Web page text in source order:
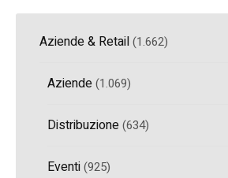
Aziende & Retail(1.662)
Aziende(1.069)
Distribuzione(634)
Eventi(925)